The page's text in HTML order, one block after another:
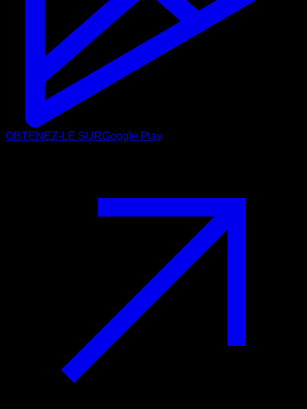
OBTENEZ-LE SURGoogle Play